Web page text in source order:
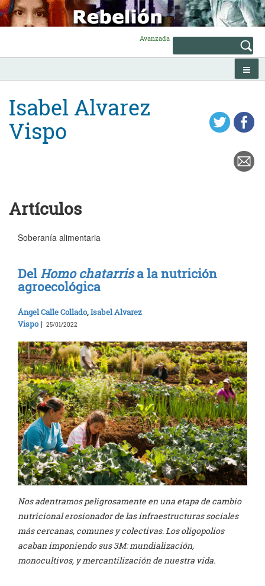
Skip
to
content
Avanzada
Isabel Alvarez
Vispo
Artículos
Soberanía alimentaria
DelHomo chatarrisa la nutrición
agroecológica
Ángel Calle Collado,Isabel Alvarez
Vispo| 25/01/2022
Nos adentramos peligrosamente en una etapa de cambio
nutricional erosionador de las infraestructuras sociales
más cercanas, comunes y colectivas. Los oligopolios
acaban imponiendo sus 3M: mundialización,
monocultivos, y mercantilización de nuestra vida.